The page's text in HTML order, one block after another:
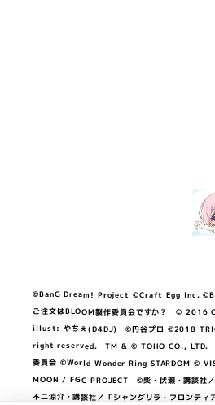
©BanG Dream! Project ©Craft Egg Inc.
ご注文はBLOOM製作委員会ですか？ ©
illust: やちぇ(D4DJ) ©円谷プロ ©2018
right reserved. TM & © TOHO CO., LTD. ©円
委員会 ©World Wonder Ring STARDOM ©
MOON / FGC PROJECT ©柴・伏瀬・講談
不二涼介・講談社／「シャングリラ・フロンテ